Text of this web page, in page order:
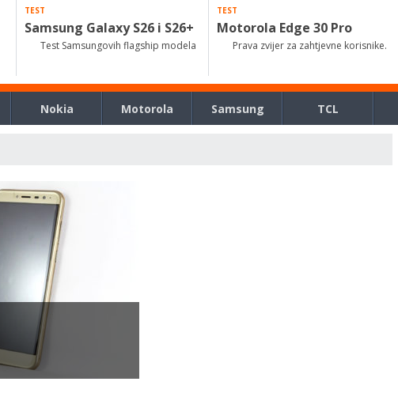
TEST
Samsung Galaxy S26 i S26+
Test Samsungovih flagship modela
TEST
Motorola Edge 30 Pro
Prava zvijer za zahtjevne korisnike.
Nokia Motorola Samsung TCL